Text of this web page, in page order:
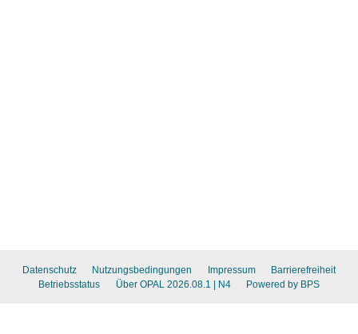
Datenschutz Nutzungsbedingungen Impressum
Barrierefreiheit
Betriebsstatus
Über OPAL 2026.08.1 | N4 Powered by BPS